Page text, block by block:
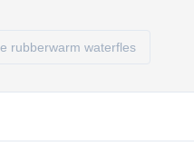
rubberwarm waterfles